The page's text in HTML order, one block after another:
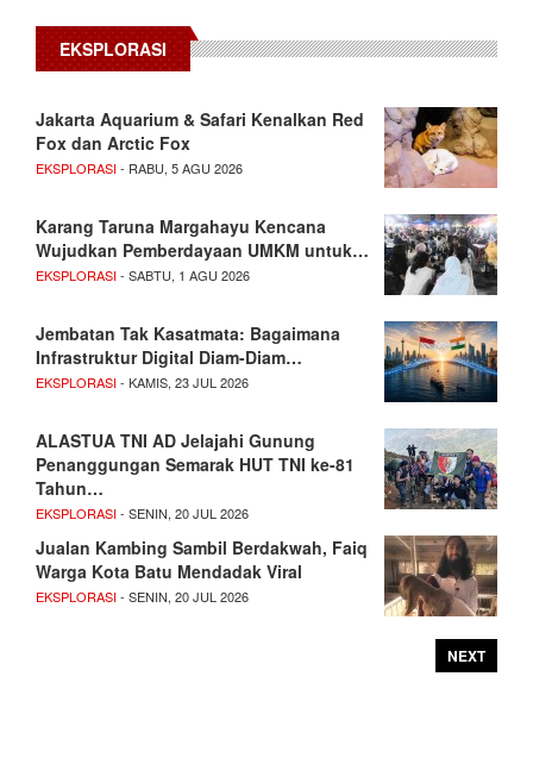
EKSPLORASI
Jakarta Aquarium & Safari Kenalkan Red
Fox dan Arctic Fox
EKSPLORASI- RABU, 5 AGU 2026
Karang Taruna Margahayu Kencana
Wujudkan Pemberdayaan UMKM untuk…
EKSPLORASI- SABTU, 1 AGU 2026
Jembatan Tak Kasatmata: Bagaimana
Infrastruktur Digital Diam-Diam…
EKSPLORASI- KAMIS, 23 JUL 2026
ALASTUA TNI AD Jelajahi Gunung
Penanggungan Semarak HUT TNI ke-81
Tahun…
EKSPLORASI- SENIN, 20 JUL 2026
Jualan Kambing Sambil Berdakwah, Faiq
Warga Kota Batu Mendadak Viral
EKSPLORASI- SENIN, 20 JUL 2026
NEXT